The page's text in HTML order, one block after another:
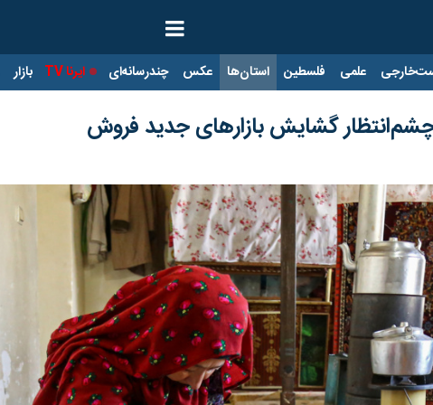
علمی فلسطین استان‌ها عکس چندرسانه‌ای ایرنا TV بازار